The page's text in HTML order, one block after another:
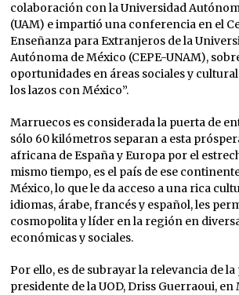
colaboración con la Universidad
(UAM) e impartió una conferencia en el
Enseñanza para Extranjeros de la
Autónoma de México (CEPE-UNAM),
oportunidades en áreas sociales y
los lazos con México”.
Marruecos es considerada la puerta de
sólo 60 kilómetros separan a esta
africana de España y Europa por el
mismo tiempo, es el país de ese
México, lo que le da acceso a una rica
idiomas, árabe, francés y español, les
cosmopolita y líder en la región en
económicas y sociales.
Por ello, es de subrayar la relevancia de
presidente de la UOD, Driss Guerraoui, en